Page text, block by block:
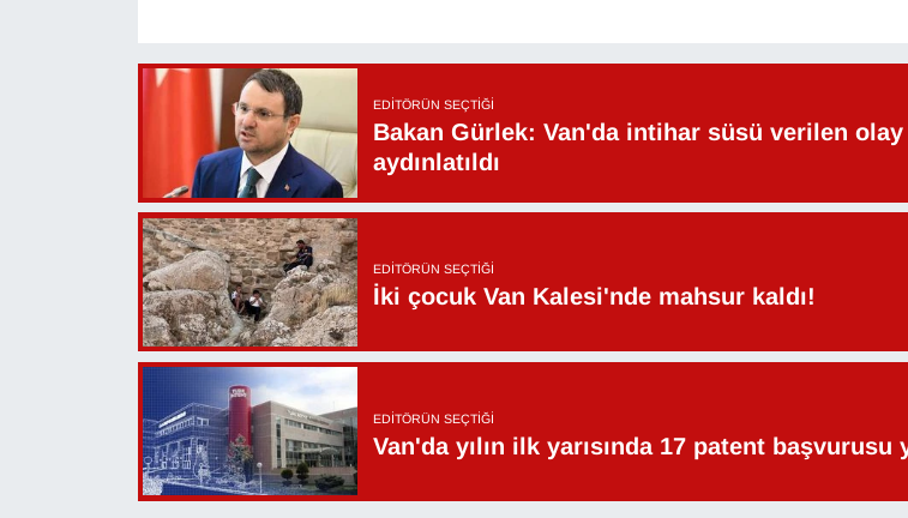
EDITÖRÜN SEÇTIĞI
Bakan Gürlek: Van'da intihar süsü verilen olay
aydınlatıldı
EDITÖRÜN SEÇTIĞI
İki çocuk Van Kalesi'nde mahsur kaldı!
EDITÖRÜN SEÇTIĞI
Van'da yılın ilk yarısında 17 patent başvurusu
TEKNOLOJİ
VAN'DA SPOR